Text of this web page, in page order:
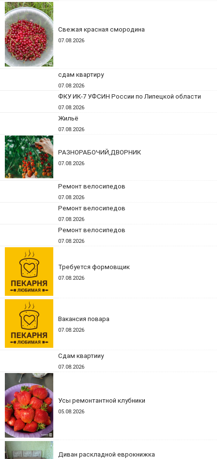
Свежая красная смородина
07.08.2026
сдам квартиру
07.08.2026
ФКУ ИК-7 УФСИН России по Липецкой области
07.08.2026
Жильё
07.08.2026
РАЗНОРАБОЧИЙ,ДВОРНИК
07.08.2026
Ремонт велосипедов
07.08.2026
Ремонт велосипедов
07.08.2026
Ремонт велосипедов
07.08.2026
Требуется формовщик
07.08.2026
Вакансия повара
07.08.2026
Сдам квартииу
07.08.2026
Усы ремонтантной клубники
05.08.2026
Диван раскладной еврокнижка